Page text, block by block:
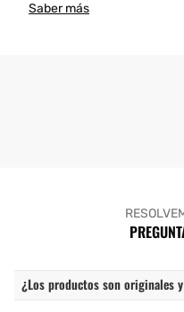
Saber más
¿Los productos son originales